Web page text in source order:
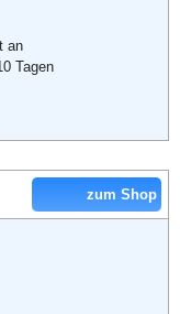
an
Tagen
Modekontor GmbH
zum Shop